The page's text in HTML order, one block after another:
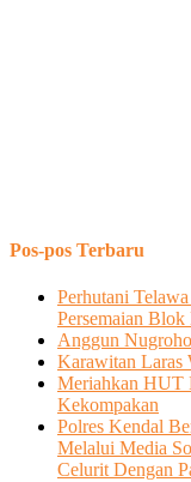
Pos-pos Terbaru
Perhutani
Persemaian Blok
Anggun
Karawitan Laras
Meriahkan HUT
Kekompakan
Polres Kendal
Melalui Media
Celurit Dengan